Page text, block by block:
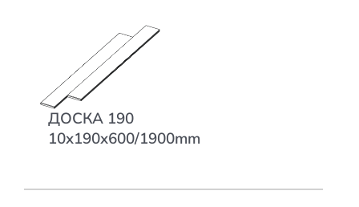
ДОСКА 190
10x190x600/1900mm